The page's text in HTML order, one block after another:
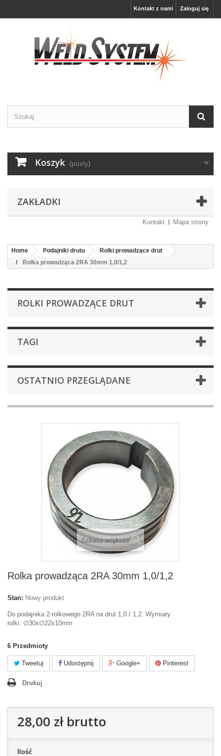
Zaloguj się
Kontakt z nami
Koszyk (pusty)
ZAKŁADKI
Kontakt Mapa strony
Home Podajniki drutu
Rolki prowadzące drut
Rolka prowadząca 2RA 30mm 1,0/1,2
ROLKI PROWADZĄCE DRUT
TAGI
OSTATNIO PRZEGLĄDANE
Zobacz większe
Rolka prowadząca 2RA 30mm 1,0/1,2
Stan: Nowy produkt
Do podajnika 2-rolkowego 2RA na drut 1,0 / 1,2. Wymiary
rolki: ∅30x∅22x10mm
6 Przedmioty
Tweetuj Udostępnij Google+ Pinterest
Drukuj
28,00 złbrutto
Ilość